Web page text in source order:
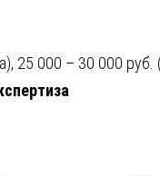
25 000 – 30 000